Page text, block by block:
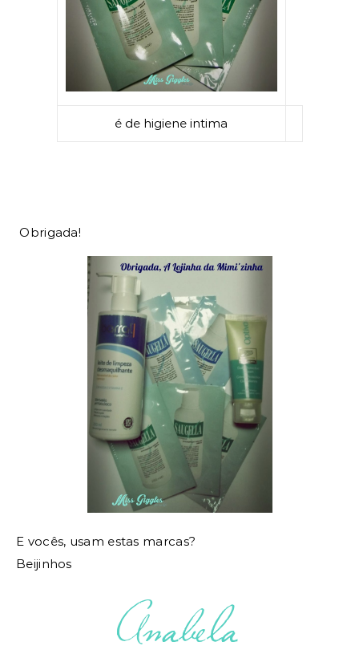
é de higiene intima
Obrigada!
E vocês, usam estas marcas?
Beijinhos